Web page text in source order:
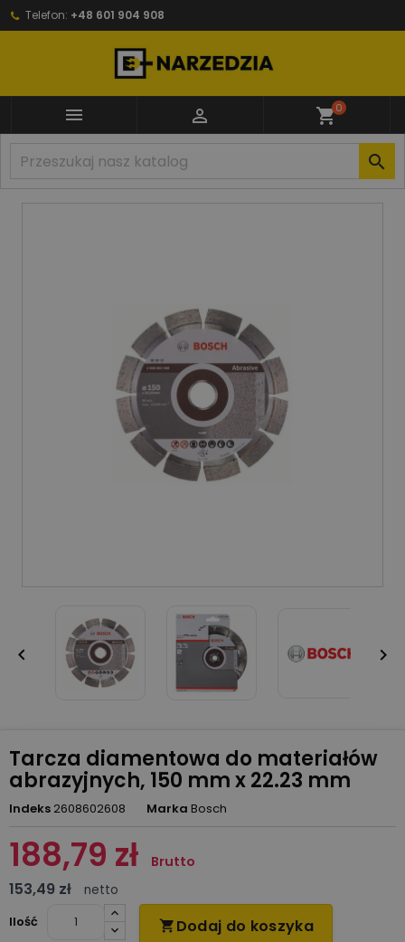
Telefon: +48 601 904 908
  shopping_cart0

 
Tarcza diamentowa do materiałów
abrazyjnych, 150 mm x 22.23 mm
Indeks 2608602608 Marka Bosch
188,79 zł Brutto
153,49 zł
netto
Ilość
 Dodaj do koszyka